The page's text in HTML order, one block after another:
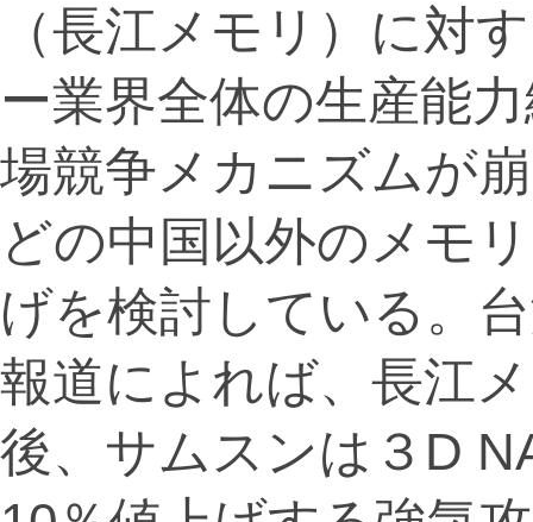
（長江メモリ）に対
ー業界全体の生産能
場競争メカニズムが
どの中国以外のメモ
げを検討している。
報道によれば、長江
後、サムスンは３D